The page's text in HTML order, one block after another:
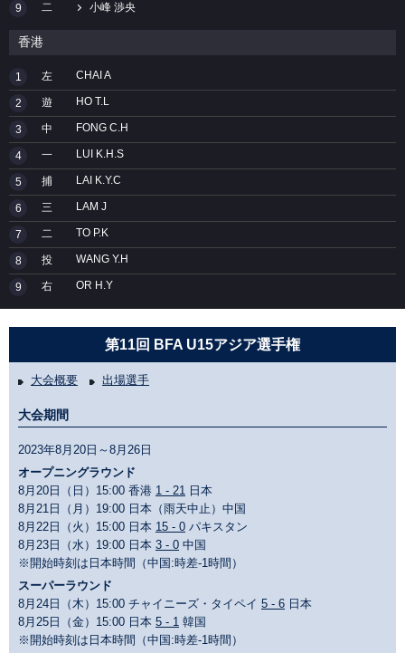
9 二 小峰 渉央
香港
1 左 CHAI A
2 遊 HO T.L
3 中 FONG C.H
4 一 LUI K.H.S
5 捕 LAI K.Y.C
6 三 LAM J
7 二 TO P.K
8 投 WANG Y.H
9 右 OR H.Y
第11回 BFA U15アジア選手権
大会概要 出場選手
大会期間
2023年8月20日～8月26日
オープニングラウンド
8月20日（日）15:00 香港 1 - 21 日本
8月21日（月）19:00 日本（雨天中止）中国
8月22日（火）15:00 日本 15 - 0 パキスタン
8月23日（水）19:00 日本 3 - 0 中国
※開始時刻は日本時間（中国:時差-1時間）
スーパーラウンド
8月24日（木）15:00 チャイニーズ・タイペイ 5 - 6 日本
8月25日（金）15:00 日本 5 - 1 韓国
※開始時刻は日本時間（中国:時差-1時間）